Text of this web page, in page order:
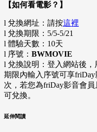
【如何看電影？】
l 兌換網址：請按這裡
l 兌換期限：5/5-5/21
l 體驗天數：10天
l 序號： BWMOVIE
l 兌換說明：登入網站後，
期限內輸入序號可享
次，若您為friDay影音會
可兌換。
延伸閱讀